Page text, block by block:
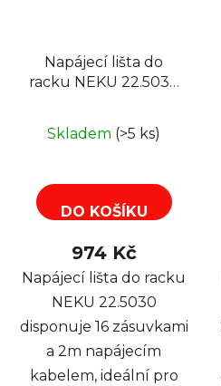
Napájecí lišta do
racku NEKU 22.5030
vypínač, 2m
Skladem (>5 ks)
DO KOŠÍKU
974 Kč
Napájecí lišta do racku
NEKU 22.5030
disponuje 16 zásuvkami
a 2m napájecím
kabelem, ideální pro